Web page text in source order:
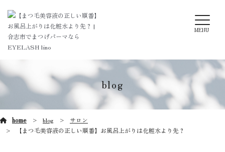
MENU
blog
home blog
サロン
【まつ毛美容液の正しい順番】お風呂上がりは化粧水より先？